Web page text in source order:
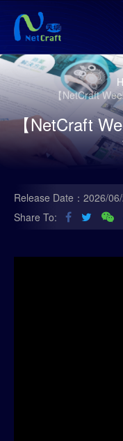
【NetCraft
【NetCraft
Release Date：2026/
Share To: